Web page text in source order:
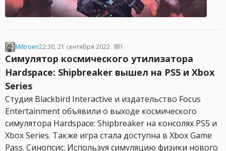
Miltroen22:30, 21 сентября 2022 1
Симулятор космического утилизатора
Hardspace: Shipbreaker вышел на PS5 и Xbox
Series
Студия Blackbird Interactive и издательство Focus
Entertainment объявили о выходе космического
симулятора Hardspace: Shipbreaker на консолях PS5 и
Xbox Series. Также игра стала доступна в Xbox Game
Pass. Синопсис: Используя симуляцию физики нового